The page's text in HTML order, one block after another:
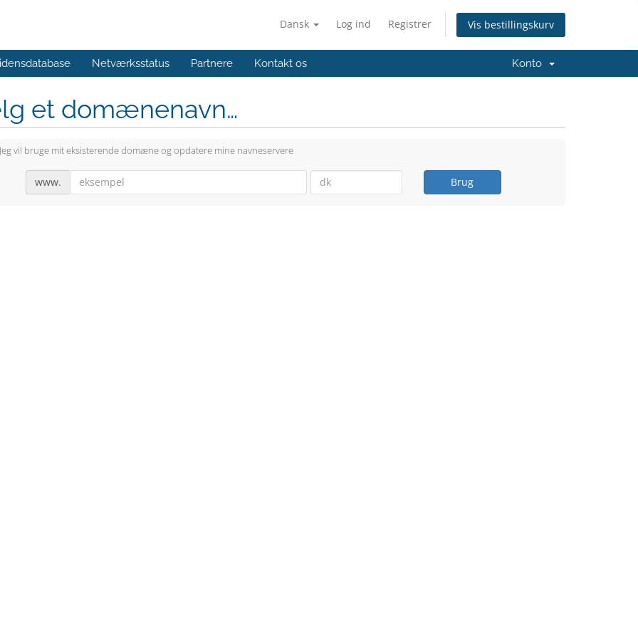
Dansk Log ind Registrer Vis bestillingskurv
Netværksstatus Partnere Kontakt os Konto
et domænenavn…
vil bruge mit eksisterende domæne og opdatere mine navneservere
www. Brug